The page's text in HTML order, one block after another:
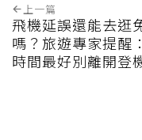
上一篇
飛機延誤還能去逛
嗎？旅遊專家提醒
時間最好別離開登